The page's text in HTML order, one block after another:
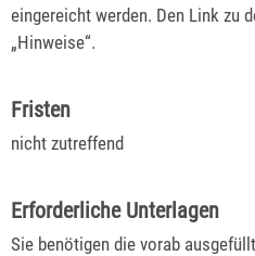
eingereicht werden. Den Link zu
„Hinweise“.
Fristen
nicht zutreffend
Erforderliche Unterlagen
Sie benötigen die vorab